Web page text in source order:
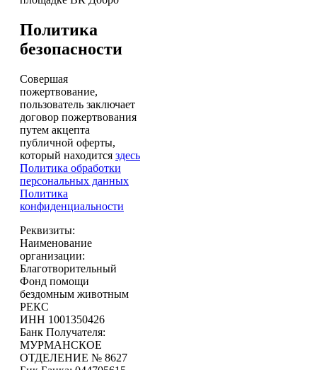
Политика
безопасности
Совершая
пожертвование,
пользователь заключает
договор пожертвования
путем акцепта
публичной оферты,
который находится здесь
Политика обработки
персональных данных
Политика
конфиденциальности
Реквизиты:
Наименование
организации:
Благотворительный
Фонд помощи
бездомным животным
РЕКС
ИНН 1001350426
Банк Получателя:
МУРМАНСКОЕ
ОТДЕЛЕНИЕ № 8627